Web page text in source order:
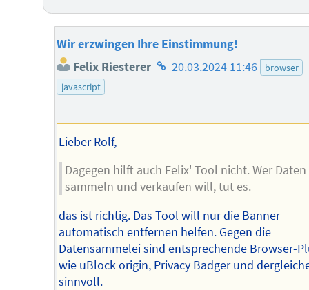
Wir erzwingen Ihre Einstimmung!
Felix Riesterer Homepage
20.03.2024 11:46
browser
javascript
Lieber Rolf,
Dagegen hilft auch Felix' Tool nicht. Wer Daten
sammeln und verkaufen will, tut es.
das ist richtig. Das Tool will nur die Banner
automatisch entfernen helfen. Gegen die
Datensammelei sind entsprechende Browser-
wie uBlock origin, Privacy Badger und
sinnvoll.